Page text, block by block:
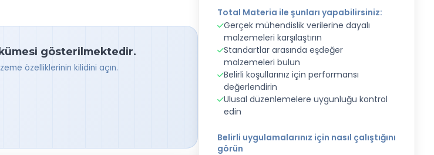
gösterilmektedir.
özelliklerinin kilidini açın.
Total Materia ile şunları yapabilirsiniz:
Gerçek mühendislik verilerine dayalı
malzemeleri karşılaştırın
Standartlar arasında eşdeğer
malzemeleri bulun
Belirli koşullarınız için performansı
değerlendirin
Ulusal düzenlemelere uygunluğu kontrol
edin
Belirli uygulamalarınız için nasıl çalıştığını
görün